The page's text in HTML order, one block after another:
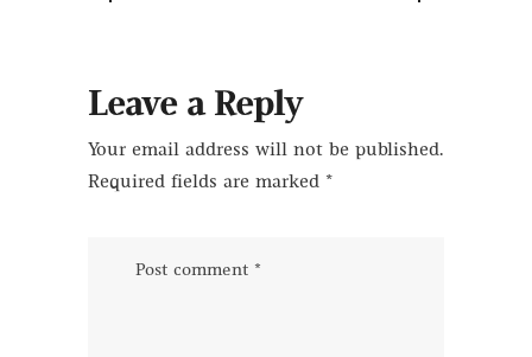
Leave a Reply
Your email address will not be published.
Required fields are marked *